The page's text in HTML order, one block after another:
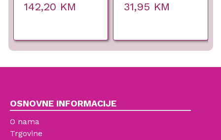
142,20 KM 31,95 KM
OSNOVNE INFORMACIJE
O nama
Trgovine